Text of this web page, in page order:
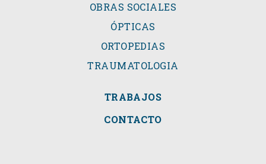
OBRAS SOCIALES
ÓPTICAS
ORTOPEDIAS
TRAUMATOLOGIA
TRABAJOS
CONTACTO